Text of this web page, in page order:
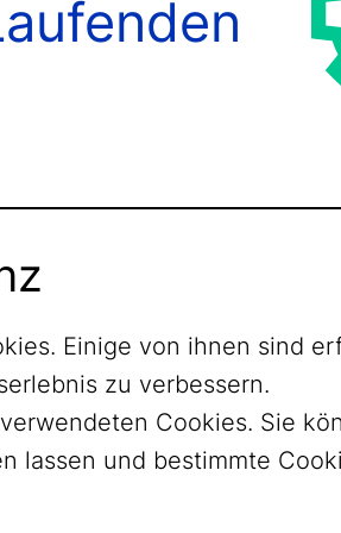
Einige von ihnen sind
zu verbessern.
Cookies. Sie
lassen und bestimmte